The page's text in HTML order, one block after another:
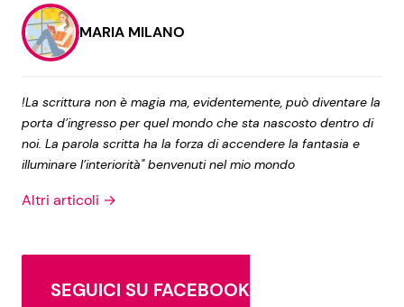
MARIA MILANO
!La scrittura non è magia ma, evidentemente, può diventare la
porta d’ingresso per quel mondo che sta nascosto dentro di
noi. La parola scritta ha la forza di accendere la fantasia e
illuminare l’interiorità" benvenuti nel mio mondo
Altri articoli →
SEGUICI SU FACEBOOK